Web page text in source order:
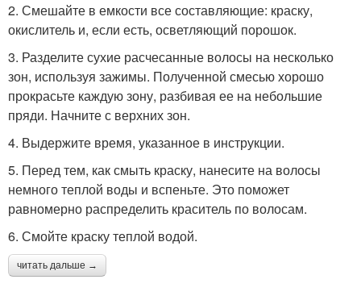
2. Смешайте в емкости все составляющие: краску,
окислитель и, если есть, осветляющий порошок.
3. Разделите сухие расчесанные волосы на несколько
зон, используя зажимы. Полученной смесью хорошо
прокрасьте каждую зону, разбивая ее на небольшие
пряди. Начните с верхних зон.
4. Выдержите время, указанное в инструкции.
5. Перед тем, как смыть краску, нанесите на волосы
немного теплой воды и вспеньте. Это поможет
равномерно распределить краситель по волосам.
6. Смойте краску теплой водой.
читать дальше →